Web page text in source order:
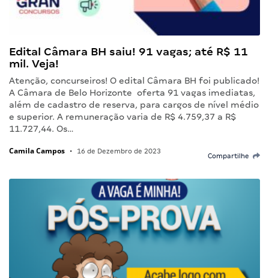
Edital Câmara BH saiu! 91 vagas; até R$ 11
mil. Veja!
Atenção, concurseiros! O edital Câmara BH foi publicado!
A Câmara de Belo Horizonte oferta 91 vagas imediatas,
além de cadastro de reserva, para cargos de nível médio
e superior. A remuneração varia de R$ 4.759,37 a R$
11.727,44. Os…
Camila Campos • 16 de Dezembro de 2023
Compartilhe